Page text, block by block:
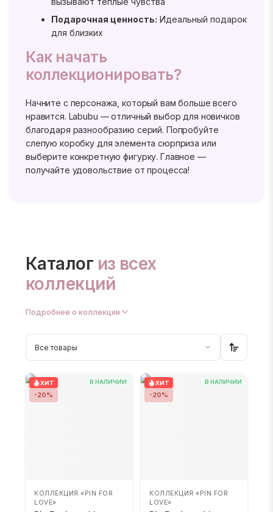
Подарочная ценность: Идеальный подарок
для близких
Как начать
коллекционировать?
Начните с персонажа, который вам больше всего
нравится. Labubu — отличный выбор для новичков
благодаря разнообразию серий. Попробуйте
слепую коробку для элемента сюрприза или
выберите конкретную фигурку. Главное —
получайте удовольствие от процесса!
Каталог из всех
коллекций
Подробнее о коллекции
Все товары
В НАЛИЧИИ
ХИТ
-20%
КОЛЛЕКЦИЯ «PIN FOR
LOVE»
В НАЛИЧИИ
ХИТ
-20%
КОЛЛЕКЦИЯ «PIN FOR
LOVE»